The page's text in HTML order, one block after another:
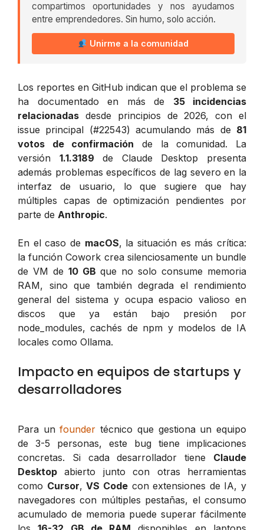
compartimos oportunidades y nos ayudamos
entre emprendedores. Sin humo, solo acción.
Unirme a la comunidad
Los reportes en GitHub indican que el problema se
ha documentado en más de 35 incidencias
relacionadas desde principios de 2026, con el
issue principal (#22543) acumulando más de 81
votos de confirmación de la comunidad. La
versión 1.1.3189 de Claude Desktop presenta
además problemas específicos de lag severo en la
interfaz de usuario, lo que sugiere que hay
múltiples capas de optimización pendientes por
parte de Anthropic.
En el caso de macOS, la situación es más crítica:
la función Cowork crea silenciosamente un bundle
de VM de 10 GB que no solo consume memoria
RAM, sino que también degrada el rendimiento
general del sistema y ocupa espacio valioso en
discos que ya están bajo presión por
node_modules, cachés de npm y modelos de IA
locales como Ollama.
Impacto en equipos de startups y
desarrolladores
Para unfounder técnico que gestiona un equipo
de 3-5 personas, este bug tiene implicaciones
concretas. Si cada desarrollador tiene Claude
Desktop abierto junto con otras herramientas
como Cursor,VS Codecon extensiones de IA, y
navegadores con múltiples pestañas, el consumo
acumulado de memoria puede superar fácilmente